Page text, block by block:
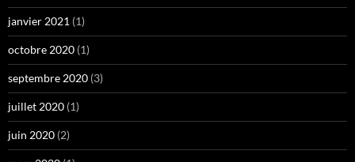
janvier 2021 (1)
octobre 2020 (1)
septembre 2020 (3)
juillet 2020 (1)
juin 2020 (2)